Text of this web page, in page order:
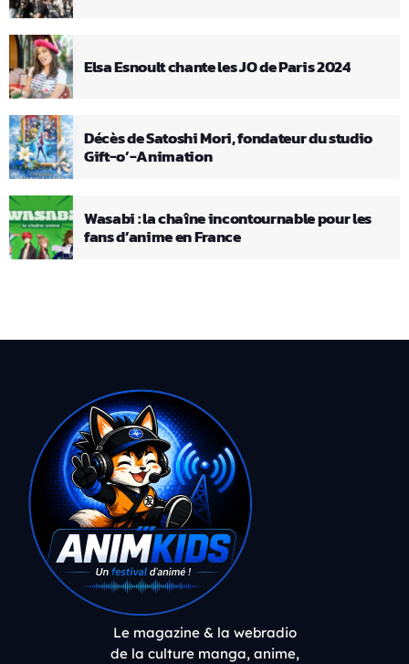
Elsa Esnoult chante les JO de Paris 2024
Décès de Satoshi Mori, fondateur du studio
Gift-o’-Animation
Wasabi : la chaîne incontournable pour les
fans d’anime en France
Le magazine & la webradio
de la culture manga, anime,